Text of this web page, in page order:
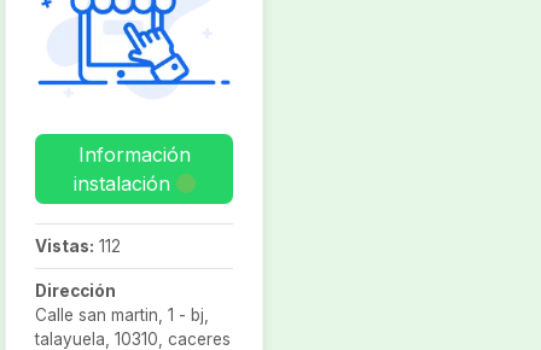
instalación que se haya
Información
instalación
Vistas: 112
Dirección
Calle san martin, 1 - bj,
talayuela, 10310, caceres